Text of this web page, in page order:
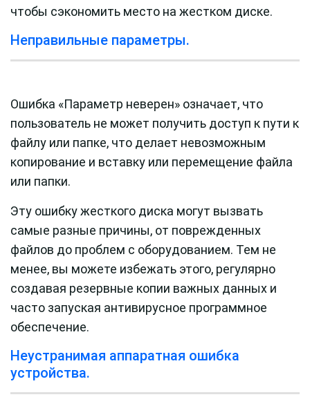
чтобы сэкономить место на жестком диске.
Неправильные параметры.
Ошибка «Параметр неверен» означает, что
пользователь не может получить доступ к пути к
файлу или папке, что делает невозможным
копирование и вставку или перемещение файла
или папки.
Эту ошибку жесткого диска могут вызвать
самые разные причины, от поврежденных
файлов до проблем с оборудованием. Тем не
менее, вы можете избежать этого, регулярно
создавая резервные копии важных данных и
часто запуская антивирусное программное
обеспечение.
Неустранимая аппаратная ошибка
устройства.